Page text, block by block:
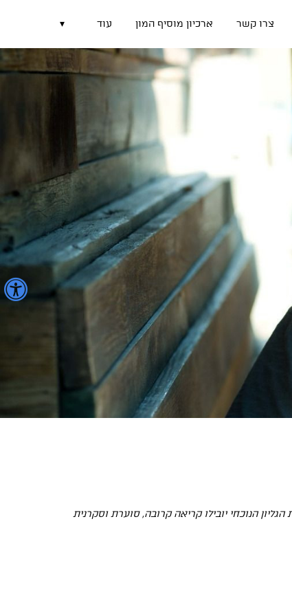
צרו קשר ארכיון מוסיף המון עוד ▾
הנוכחי יובילו קריאה קרובה, סוערת וסקרנית